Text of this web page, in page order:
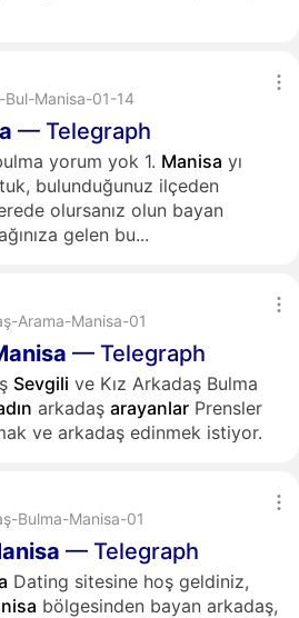
Manisa-01-14
— Telegraph
yorum yok 1. Manisa yı
bulunduğunuz ilçeden
olursanız olun bayan
gelen bu...
Arama-Manisa-01
— Telegraph
Sevgili ve Kız Arkadaş Bulma
arkadaş arayanlar Prensler
ve arkadaş edinmek istiyor.
Bulma-Manisa-01
— Telegraph
Dating sitesine hoş geldiniz,
bölgesinden bayan arkadaş,